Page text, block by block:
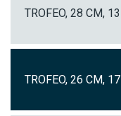
TROFEO, 28 CM, 13
TROFEO, 26 CM, 17